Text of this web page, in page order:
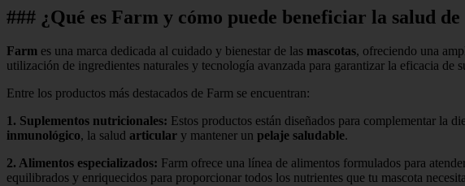
### ¿Qué es Farm y cómo puede beneficiar la salud
Farm es una marca dedicada al cuidado y bienestar de las mascotas, ofreciendo una
utilización de ingredientes naturales y tecnología avanzada para garantizar la eficacia de
Entre los productos más destacados de Farm se encuentran:
1. Suplementos nutricionales: Estos productos están diseñados para complementar la
inmunológico, la salud articular y mantener un pelaje saludable.
2. Alimentos especializados: Farm ofrece una línea de alimentos formulados para
equilibrados y enriquecidos para proporcionar todos los nutrientes que tu mascota